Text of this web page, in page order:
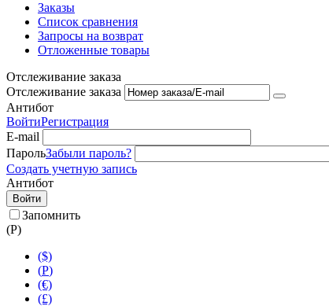
Заказы
Список сравнения
Запросы на возврат
Отложенные товары
Отслеживание заказа
Отслеживание заказа
Антибот
ВойтиРегистрация
E-mail
ПарольЗабыли пароль?
Создать учетную запись
Антибот
Войти
Запомнить
(Р)
($)
(Р)
(€)
(£)